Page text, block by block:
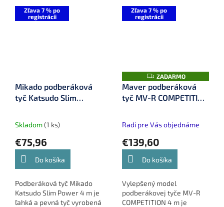
závitmi umožňuje
flexibilné...
manipuláciu s veľkými
podberákmi a trofejnými...
Zľava 7 % po
registrácii
Mikado podberáková
tyč Katsudo Slim
Skladom(1 ks)
€75,96
Do košíka
Podberáková tyč Mikado
Katsudo Slim Power 4 m je
ľahká a pevná tyč vyrobená
Zľava 7 % po
registrácii
Z
A
D
A
ZADARMO
Maver podberáková
tyč MV-R COMPETITION
Radi pre Vás objednáme
€139,60
Do košíka
Vylepšený model
podberákovej tyče MV-R
COMPETITION 4 m je